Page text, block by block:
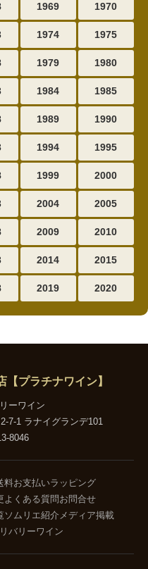
1969 1970
1974 1975
1979 1980
1984 1985
1989 1990
1994 1995
1999 2000
2004 2005
2009 2010
2014 2015
2019 2020
【プラチナワイン】
ーワイン
7-1 ラナイグランデ101
8046
料お支払いラッピング
よくある質問 お問合せ
ソムリエ紹介 メディア掲載
バリーワイン